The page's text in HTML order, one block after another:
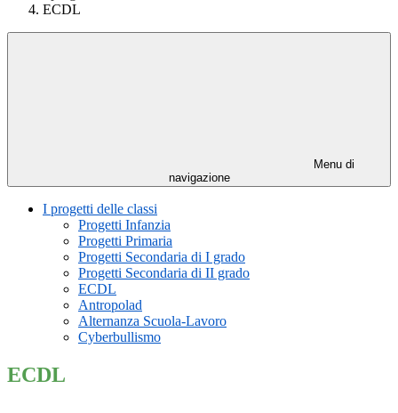
ECDL
Menu di
navigazione
I progetti delle classi
Progetti Infanzia
Progetti Primaria
Progetti Secondaria di I grado
Progetti Secondaria di II grado
ECDL
Antropolad
Alternanza Scuola-Lavoro
Cyberbullismo
ECDL